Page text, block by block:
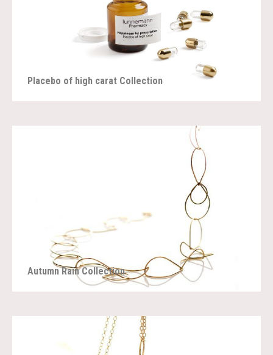
Placebo of high carat Collection
Autumn Rain Collection